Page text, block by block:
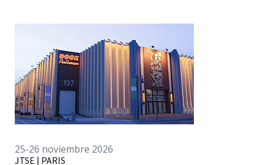
25-26 noviembre 2026
JTSE | PARIS